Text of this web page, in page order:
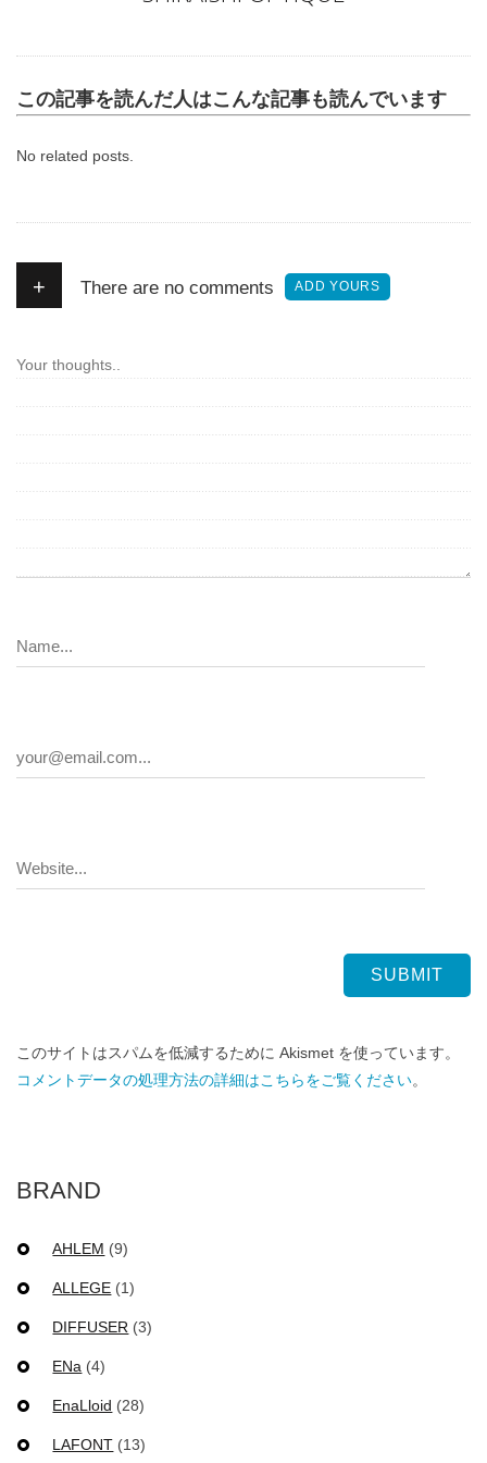
この記事を読んだ人はこんな記事も読んでいます
No related posts.
+ There are no comments ADD YOURS
このサイトはスパムを低減するために Akismet を使っています。
コメントデータの処理方法の詳細はこちらをご覧ください。
BRAND
AHLEM (9)
ALLEGE (1)
DIFFUSER (3)
ENa (4)
EnaLloid (28)
LAFONT (13)